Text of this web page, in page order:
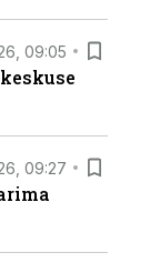
09:05
09:27